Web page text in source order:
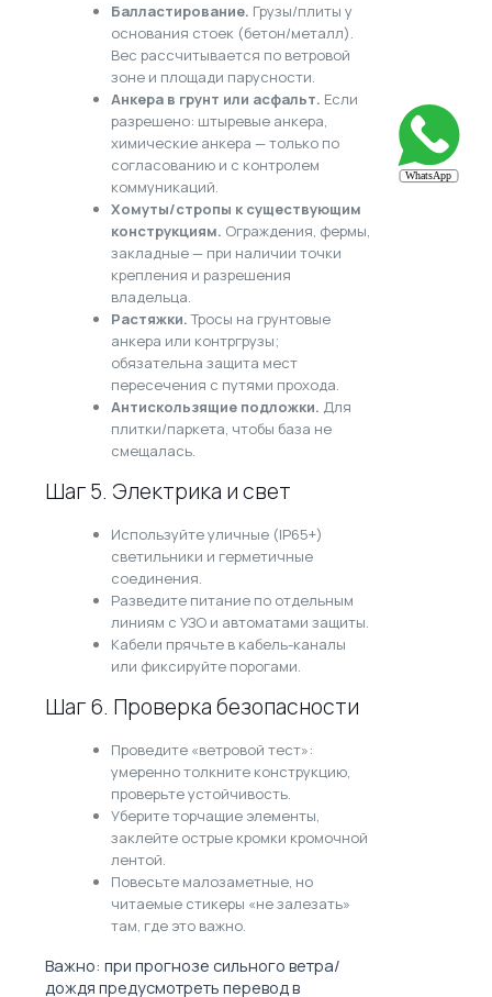
Балластирование. Грузы/плиты у
основания стоек (бетон/металл).
Вес рассчитывается по ветровой
зоне и площади парусности.
Анкера в грунт или асфальт. Если
разрешено: штыревые анкера,
химические анкера — только по
согласованию и с контролем
коммуникаций.
Хомуты/стропы к существующим
конструкциям. Ограждения, фермы,
закладные — при наличии точки
крепления и разрешения
владельца.
Растяжки.Тросы на грунтовые
анкера или контргрузы;
обязательна защита мест
пересечения с путями прохода.
Антискользящие подложки. Для
плитки/паркета, чтобы база не
смещалась.
Шаг 5. Электрика и свет
Используйте уличные (IP65+)
светильники и герметичные
соединения.
Разведите питание по отдельным
линиям с УЗО и автоматами защиты.
Кабели прячьте в кабель-каналы
или фиксируйте порогами.
Шаг 6. Проверка безопасности
Проведите «ветровой тест»:
умеренно толкните конструкцию,
проверьте устойчивость.
Уберите торчащие элементы,
заклейте острые кромки кромочной
лентой.
Повесьте малозаметные, но
читаемые стикеры «не залезать»
там, где это важно.
Важно: при прогнозе сильного ветра/
дождя предусмотреть перевод в